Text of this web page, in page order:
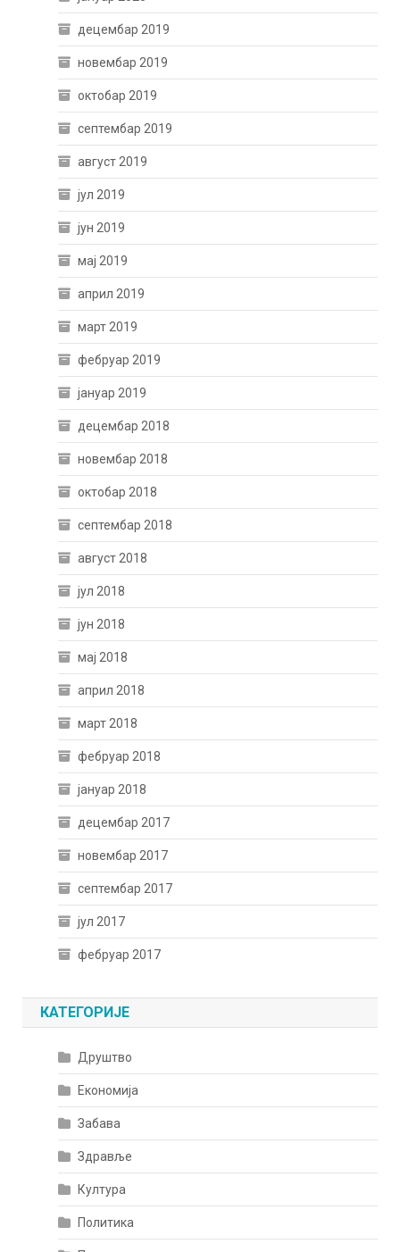
децембар 2019
новембар 2019
октобар 2019
септембар 2019
август 2019
јул 2019
јун 2019
мај 2019
април 2019
март 2019
фебруар 2019
јануар 2019
децембар 2018
новембар 2018
октобар 2018
септембар 2018
август 2018
јул 2018
јун 2018
мај 2018
април 2018
март 2018
фебруар 2018
јануар 2018
децембар 2017
новембар 2017
септембар 2017
јул 2017
фебруар 2017
КАТЕГОРИЈЕ
Друштво
Економија
Забава
Здравље
Култура
Политика